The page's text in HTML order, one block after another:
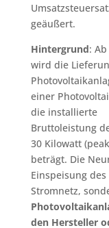
geäußert.
Hintergrund:
wird die
einer
die installierte
Bruttoleistung
30 Kilowatt
beträgt. Die
Einspeisung
Stromnetz,
den Hersteller